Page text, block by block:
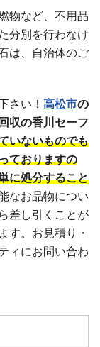
物など、不用品
分別を行わなけ
は、自治体のご
さい！ 高松市の
収の香川セーフ
いないものでも
ておりますの
に処分すること
なお品物につい
差し引くことが
す。お見積り・
ィにお問い合わ